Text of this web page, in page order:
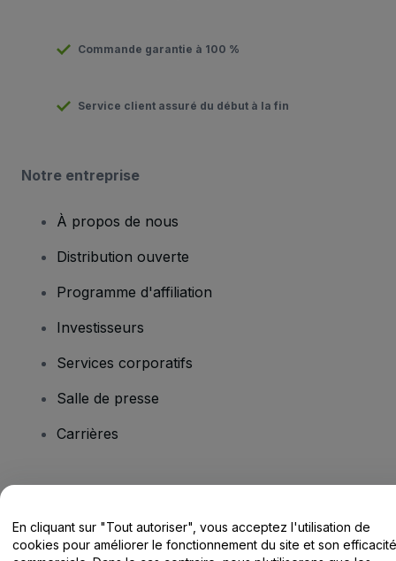
Commande garantie à 100 %
Service client assuré du début à la fin
Notre entreprise
À propos de nous
Distribution ouverte
Programme d'affiliation
Investisseurs
Services corporatifs
Salle de presse
Carrières
Centre d'assistance / Nous contacter
En cliquant sur "Tout autoriser", vous acceptez l'utilisation de
cookies pour améliorer le fonctionnement du site et son efficacité